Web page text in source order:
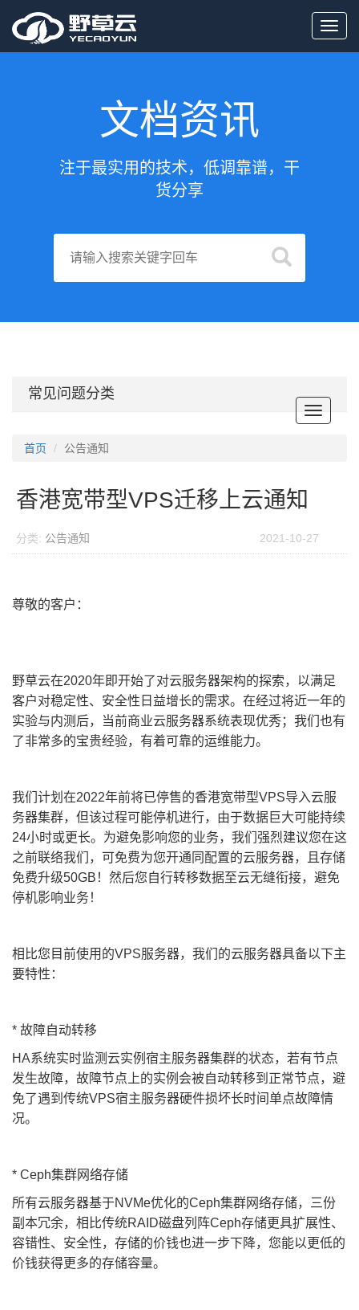
文档资讯
注于最实用的技术，低调靠谱，干
货分享
常见问题分类
Toggle
首页 公告通知
香港宽带型VPS迁移上云通知
分类: 公告通知 2021-10-27
尊敬的客户：
野草云在2020年即开始了对云服务器架构的探索，以满足
客户对稳定性、安全性日益增长的需求。在经过将近一年的
实验与内测后，当前商业云服务器系统表现优秀；我们也有
了非常多的宝贵经验，有着可靠的运维能力。
我们计划在2022年前将已停售的香港宽带型VPS导入云服
务器集群，但该过程可能停机进行，由于数据巨大可能持续
24小时或更长。 为避免影响您的业务，我们强烈建议您在这
之前联络我们，可免费为您开通同配置的云服务器，且存储
免费升级50GB！然后您自行转移数据至云无缝衔接，避免
停机影响业务！
相比您目前使用的VPS服务器，我们的云服务器具备以下主
要特性：
* 故障自动转移
HA系统实时监测云实例宿主服务器集群的状态，若有节点
发生故障，故障节点上的实例会被自动转移到正常节点，避
免了遇到传统VPS宿主服务器硬件损坏长时间单点故障情
况。
* Ceph集群网络存储
所有云服务器基于NVMe优化的Ceph集群网络存储，三份
副本冗余，相比传统RAID磁盘列阵Ceph存储更具扩展性、
容错性、安全性，存储的价钱也进一步下降，您能以更低的
价钱获得更多的存储容量。